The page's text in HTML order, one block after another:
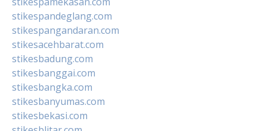
stikespandeglang.com
stikespangandaran.com
stikesacehbarat.com
stikesbadung.com
stikesbanggai.com
stikesbangka.com
stikesbanyumas.com
stikesbekasi.com